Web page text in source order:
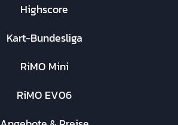
Highscore
Kart-Bundesliga
RiMO Mini
RiMO EV06